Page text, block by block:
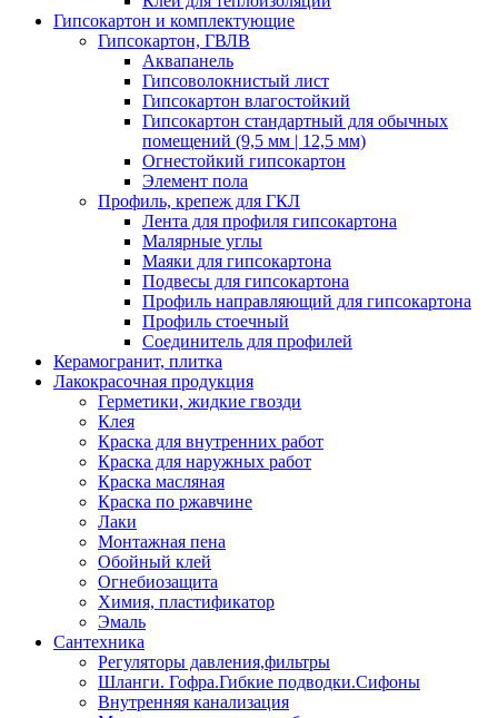
Гипсокартон и комплектующие
Гипсокартон, ГВЛВ
Аквапанель
Гипсоволокнистый лист
Гипсокартон влагостойкий
Гипсокартон стандартный для обычных
помещений (9,5 мм | 12,5 мм)
Огнестойкий гипсокартон
Элемент пола
Профиль, крепеж для ГКЛ
Лента для профиля гипсокартона
Малярные углы
Маяки для гипсокартона
Подвесы для гипсокартона
Профиль направляющий для гипсокартона
Профиль стоечный
Соединитель для профилей
Керамогранит, плитка
Лакокрасочная продукция
Герметики, жидкие гвозди
Клея
Краска для внутренних работ
Краска для наружных работ
Краска масляная
Краска по ржавчине
Лаки
Монтажная пена
Обойный клей
Огнебиозащита
Химия, пластификатор
Эмаль
Сантехника
Регуляторы давления,фильтры
Шланги. Гофра.Гибкие подводки.Сифоны
Внутренняя канализация